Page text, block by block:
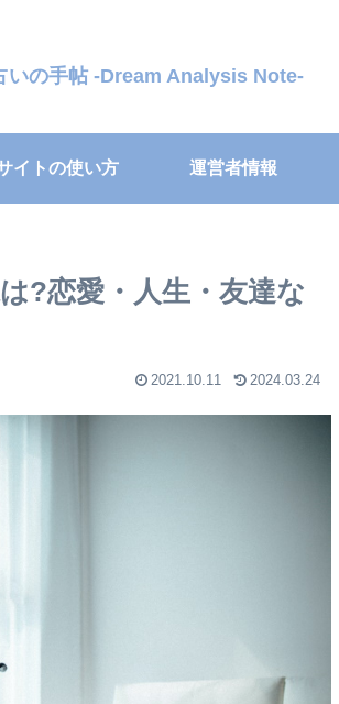
いの手帖 -Dream Analysis Note-
イトの使い方 運営者情報
?恋愛・人生・友達な
2021.10.11 2024.03.24